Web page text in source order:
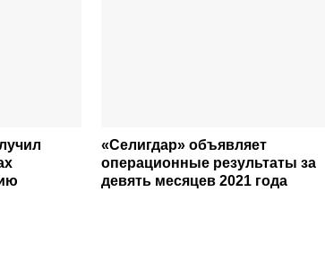
«Селигдар» объявляет
операционные результаты за
девять месяцев 2021 года